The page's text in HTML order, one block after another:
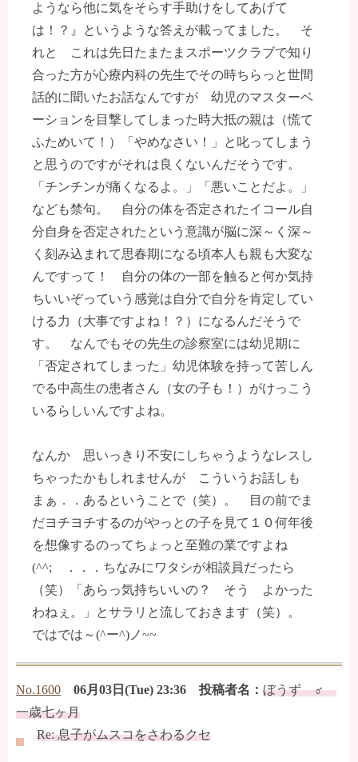
ようなら他に気をそらす手助けをしてあげて
は！？』というような答えが載ってました。 そ
れと これは先日たまたまスポーツクラブで知り
合った方が心療内科の先生でその時ちらっと世間
話的に聞いたお話なんですが 幼児のマスターベ
ーションを目撃してしまった時大抵の親は（慌て
ふためいて！）「やめなさい！」と叱ってしまう
と思うのですがそれは良くないんだそうです。
「チンチンが痛くなるよ。」「悪いことだよ。」
なども禁句。 自分の体を否定されたイコール自
分自身を否定されたという意識が脳に深～く深～
く刻み込まれて思春期になる頃本人も親も大変な
んですって！ 自分の体の一部を触ると何か気持
ちいいぞっていう感覚は自分で自分を肯定してい
ける力（大事ですよね！？）になるんだそうで
す。 なんでもその先生の診察室には幼児期に
「否定されてしまった」幼児体験を持って苦しん
でる中高生の患者さん（女の子も！）がけっこう
いるらしいんですよね。
なんか 思いっきり不安にしちゃうようなレスし
ちゃったかもしれませんが こういうお話しも
まぁ．．あるということで（笑）。 目の前でま
だヨチヨチするのがやっとの子を見て１０何年後
を想像するのってちょっと至難の業ですよね
(^^;ゞ．．．ちなみにワタシが相談員だったら
（笑）「あらっ気持ちいいの？ そう よかった
わねぇ。」とサラリと流しておきます（笑）。
ではでは～(^ー^)ノ~~
No.1600 06月03日(Tue) 23:36 投稿者名： ぼうず ♂
一歳七ヶ月
Re: 息子がムスコをさわるクセ